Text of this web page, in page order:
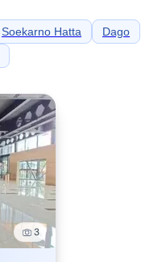
Soekarno Hatta
Dago
3